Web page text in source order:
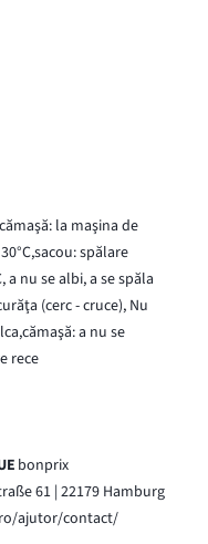
la maşina de
spălare
nu se albi, a se spăla
(cerc - cruce), Nu
a nu se
rece
bonprix
61 | 22179 Hamburg
ajutor/contact/